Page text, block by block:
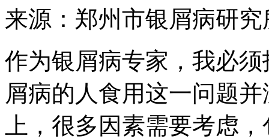
来源：郑州市银屑病研究
作为银屑病专家，我必
屑病的人食用这一问题
上，很多因素需要考虑